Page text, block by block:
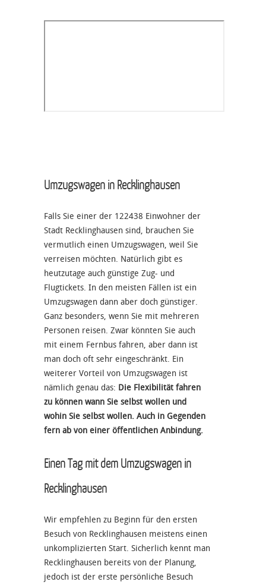
Umzugswagen in Recklinghausen
Falls Sie einer der 122438 Einwohner der
Stadt Recklinghausen sind, brauchen Sie
vermutlich einen Umzugswagen, weil Sie
verreisen möchten. Natürlich gibt es
heutzutage auch günstige Zug- und
Flugtickets. In den meisten Fällen ist ein
Umzugswagen dann aber doch günstiger.
Ganz besonders, wenn Sie mit mehreren
Personen reisen. Zwar könnten Sie auch
mit einem Fernbus fahren, aber dann ist
man doch oft sehr eingeschränkt. Ein
weiterer Vorteil von Umzugswagen ist
nämlich genau das: Die Flexibilität fahren
zu können wann Sie selbst wollen und
wohin Sie selbst wollen. Auch in Gegenden
fern ab von einer öffentlichen Anbindung.
Einen Tag mit dem Umzugswagen in
Recklinghausen
Wir empfehlen zu Beginn für den ersten
Besuch von Recklinghausen meistens einen
unkomplizierten Start. Sicherlich kennt man
Recklinghausen bereits von der Planung,
jedoch ist der erste persönliche Besuch